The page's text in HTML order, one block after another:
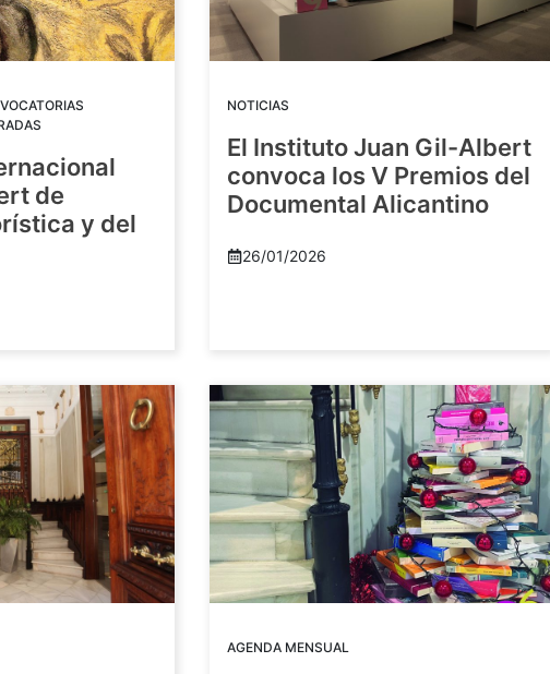
de
y del
NOTICIAS
El Instituto Juan Gil-Albert
convoca los V Premios del
Documental Alicantino
26/01/2026
AGENDA MENSUAL